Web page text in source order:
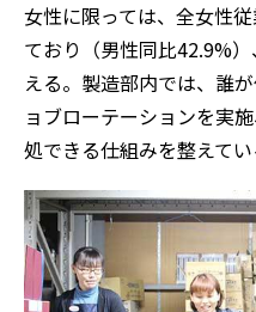
女性に限っては、全女性
ており（男性同比42.9%
える。製造部内では、誰
ョブローテーションを実
処できる仕組みを整えてい